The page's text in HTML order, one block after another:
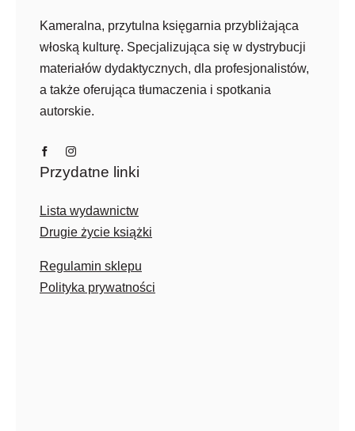
Kameralna, przytulna księgarnia przybliżająca
włoską kulturę. Specjalizująca się w dystrybucji
materiałów dydaktycznych, dla profesjonalistów,
a także oferująca tłumaczenia i spotkania
autorskie.
Przydatne linki
Lista wydawnictw
Drugie życie książki
Regulamin sklepu
Polityka prywatności